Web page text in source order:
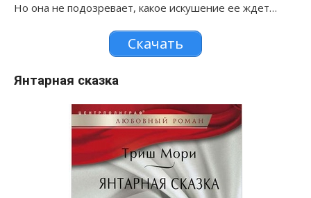
Но она не подозревает, какое искушение ее ждет…
Скачать
Янтарная сказка